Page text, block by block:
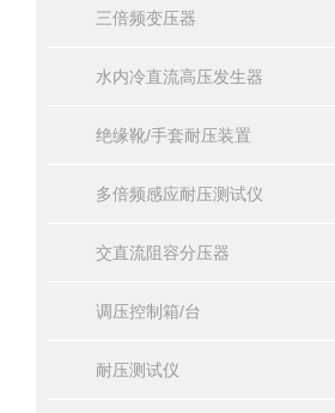
三倍频变压器
水内冷直流高压发生器
绝缘靴/手套耐压装置
多倍频感应耐压测试仪
交直流阻容分压器
调压控制箱/台
耐压测试仪